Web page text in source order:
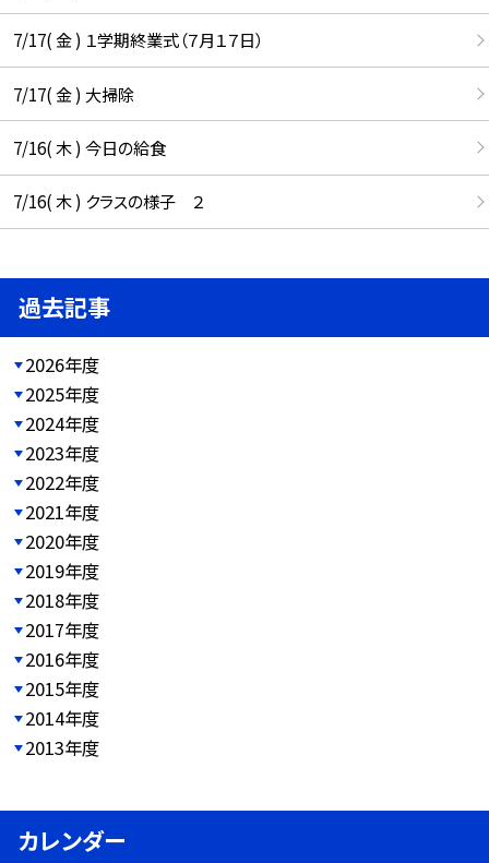
7/17( 金 ) １学期終業式（７月１７日）
7/17( 金 ) 大掃除
7/16( 木 ) 今日の給食
7/16( 木 ) クラスの様子 ２
過去記事
2026年度
2025年度
2024年度
2023年度
2022年度
2021年度
2020年度
2019年度
2018年度
2017年度
2016年度
2015年度
2014年度
2013年度
カレンダー